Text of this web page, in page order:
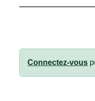
Connectez-vous